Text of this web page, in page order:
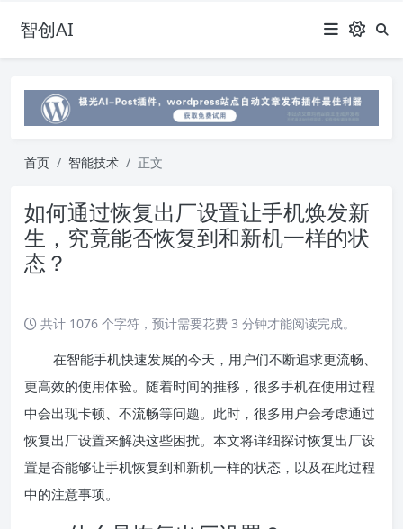
智创AI
首页 智能技术 正文
如何通过恢复出厂设置让手机焕发新
生，究竟能否恢复到和新机一样的状
态？
共计 1076 个字符，预计需要花费 3 分钟才能阅读完成。
在智能手机快速发展的今天，用户们不断追求更流畅、
更高效的使用体验。随着时间的推移，很多手机在使用过程
中会出现卡顿、不流畅等问题。此时，很多用户会考虑通过
恢复出厂设置来解决这些困扰。本文将详细探讨恢复出厂设
置是否能够让手机恢复到和新机一样的状态，以及在此过程
中的注意事项。